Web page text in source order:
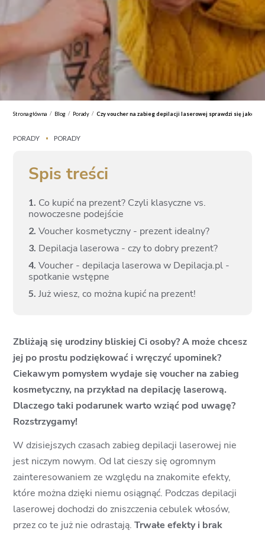
Strona główna / Blog / Porady / Czy voucher na zabieg depilacji laserowej sprawdzi się jako
PORADY • PORADY
Spis treści
1.
Co kupić na prezent? Czyli klasyczne vs.
nowoczesne podejście
2. Voucher kosmetyczny - prezent idealny?
3. Depilacja laserowa - czy to dobry prezent?
4. Voucher - depilacja laserowa w Depilacja.pl -
spotkanie wstępne
5. Już wiesz, co można kupić na prezent!
Zbliżają się urodziny bliskiej Ci osoby? A może chcesz
jej po prostu podziękować i wręczyć upominek?
Ciekawym pomysłem wydaje się voucher na zabieg
kosmetyczny, na przykład na depilację laserową.
Dlaczego taki podarunek warto wziąć pod uwagę?
Rozstrzygamy!
W dzisiejszych czasach zabieg depilacji laserowej nie
jest niczym nowym. Od lat cieszy się ogromnym
zainteresowaniem ze względu na znakomite efekty,
które można dzięki niemu osiągnąć. Podczas depilacji
laserowej dochodzi do zniszczenia cebulek włosów,
przez co te już nie odrastają.Trwałe efekty i brak